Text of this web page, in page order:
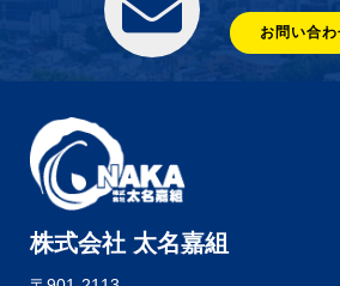
お問い合わ
株式会社 太名嘉組